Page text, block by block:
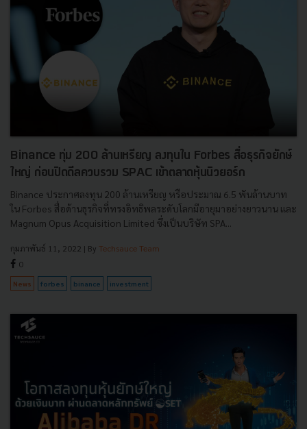
Binance ทุ่ม 200 ล้านเหรียญ ลงทุนใน Forbes สื่อธุรกิจยักษ์
ใหญ่ ก่อนปิดดีลควบรวม SPAC เข้าตลาดหุ้นนิวยอร์ก
Binance ประกาศลงทุน 200 ล้านเหรียญ หรือประมาณ 6.5 พันล้านบาท
ใน Forbes สื่อด้านธุรกิจที่ทรงอิทธิพลระดับโลกมีอายุมาอย่างยาวนาน และ
Magnum Opus Acquisition Limited ซึ่งเป็นบริษัท SPA...
กุมภาพันธ์ 11, 2022 | By Techsauce Team
0
News forbes binance investment